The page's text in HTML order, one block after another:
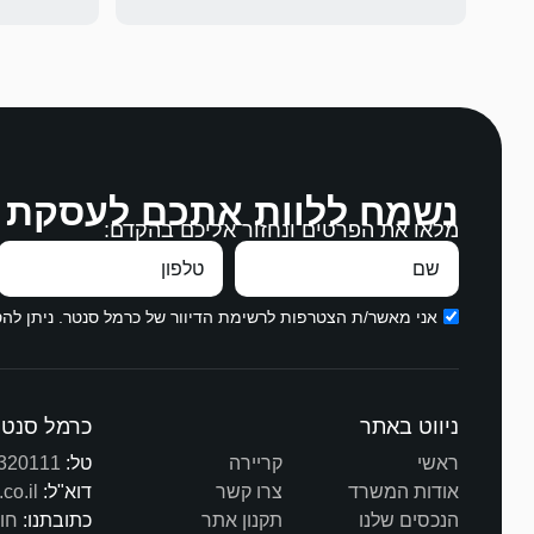
בהקשבה,
עבודה
תודה ממני
נשמח ללוות אתכם
מלאו את הפרטים ונחזור אליכם בהקדם:
אני מאשר/ת הצטרפות לרשימת הדיוור של כרמל סנטר. ניתן
ניווט באתר
ראשי
אודות המשרד
הנכסים שלנו
קריירה
צרו קשר
תקנון אתר
כרמל
טל:
דוא"ל:
כתובתנו: חורב